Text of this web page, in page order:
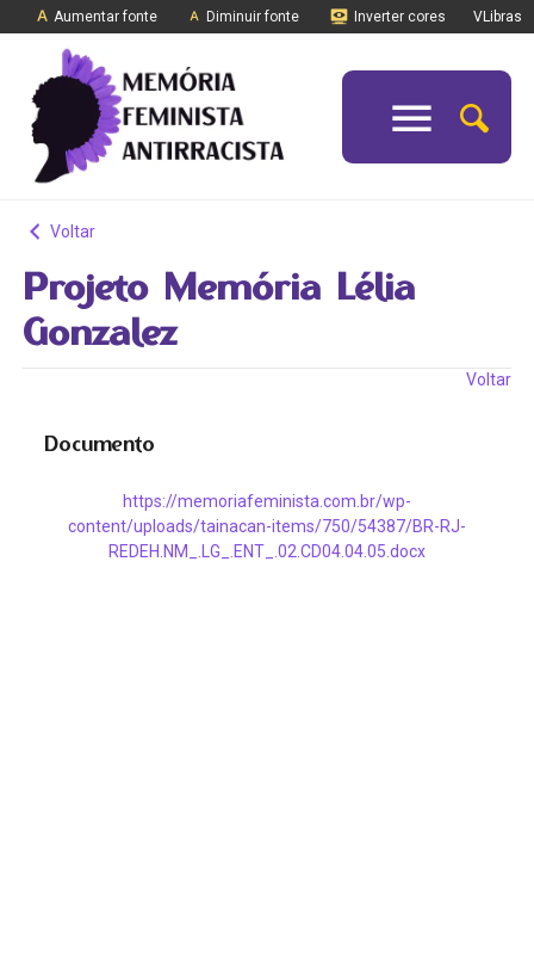
Aumentar fonte Diminuir fonte Inverter cores VLibras
Voltar
Projeto Memória Lélia
Gonzalez
Voltar
Documento
https://memoriafeminista.com.br/wp-
content/uploads/tainacan-items/750/54387/BR-RJ-
REDEH.NM_.LG_.ENT_.02.CD04.04.05.docx